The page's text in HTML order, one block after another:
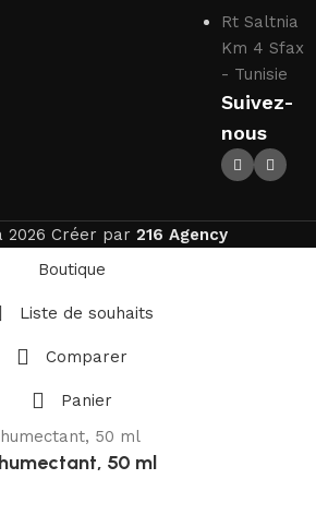
Rt Saltnia
Km 4 Sfax
- Tunisie
Suivez-
nous
2026 Créer par 216 Agency
Boutique
Liste de souhaits
Comparer
Panier
50 ml